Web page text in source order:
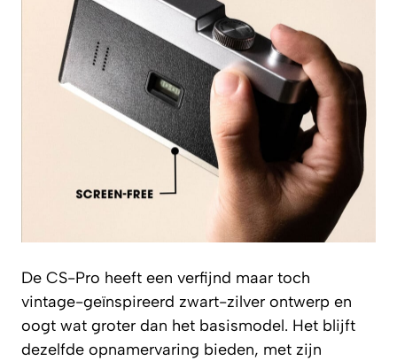
De CS-Pro heeft een verfijnd maar toch
vintage-geïnspireerd zwart-zilver ontwerp en
oogt wat groter dan het basismodel. Het blijft
dezelfde opnamervaring bieden, met zijn